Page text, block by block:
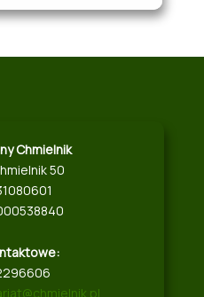
Chmielnik
50